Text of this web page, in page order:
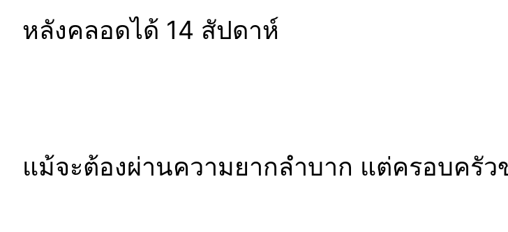
หลังคลอดได้ 14 สัปดาห์
แม้จะต้องผ่านความยากลำบาก แต่ครอบครั